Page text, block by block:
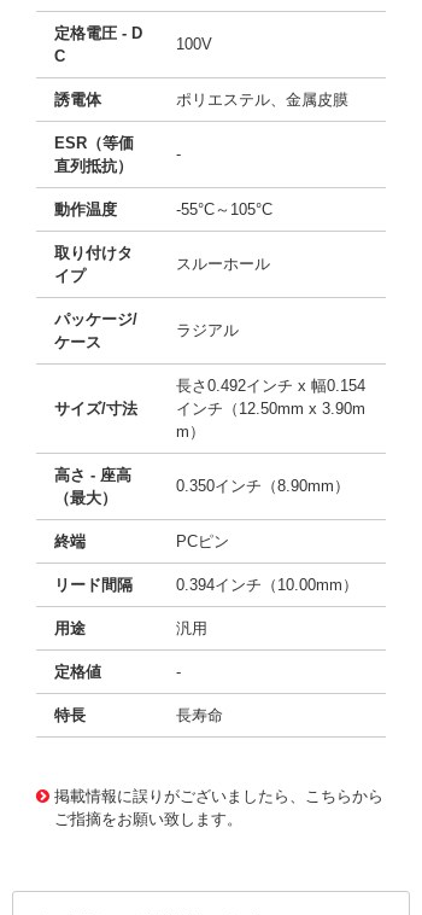
定格電圧 - D
C
100V
誘電体 ポリエステル、金属皮膜
ESR（等価
直列抵抗）
-
動作温度 -55°C～105°C
取り付けタ
イプ
スルーホール
パッケージ/
ケース
ラジアル
サイズ/寸法
長さ0.492インチ x 幅0.154
インチ（12.50mm x 3.90m
m）
高さ - 座高
（最大）
0.350インチ（8.90mm）
終端 PCピン
リード間隔 0.394インチ（10.00mm）
用途 汎用
定格値 -
特長 長寿命
掲載情報に誤りがございましたら、こちらから
ご指摘をお願い致します。